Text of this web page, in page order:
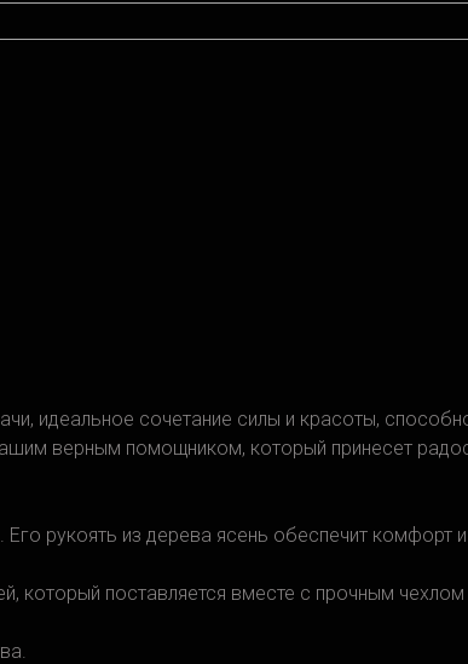
идеальное сочетание силы и красоты,
верным помощником, который принесет
рукоять из дерева ясень обеспечит комфорт
поставляется вместе с прочным чехлом